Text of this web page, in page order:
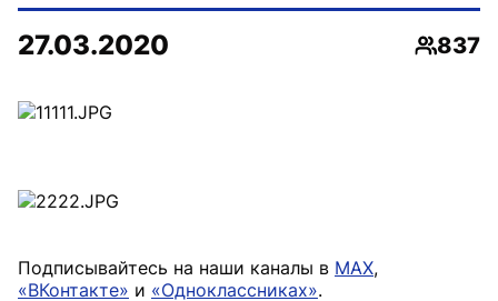
27.03.2020
837
Подписывайтесь на наши каналы в MAX,
«ВКонтакте» и «Одноклассниках».